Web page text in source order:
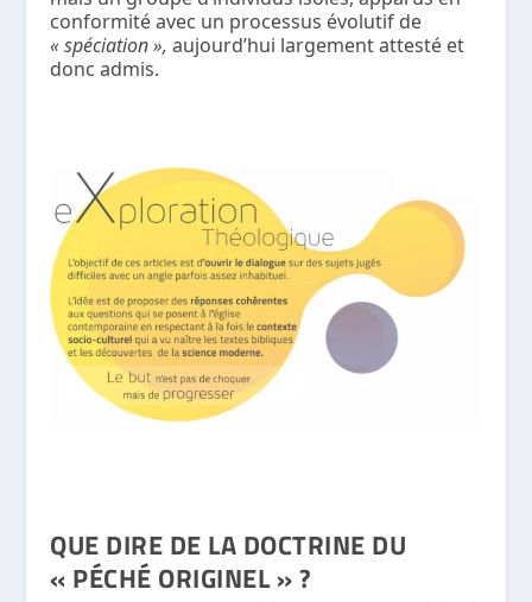
conformité avec un processus évolutif de
« spéciation », aujourd’hui largement attesté et
donc admis.
QUE DIRE DE LA DOCTRINE DU
« PÉCHÉ ORIGINEL » ?